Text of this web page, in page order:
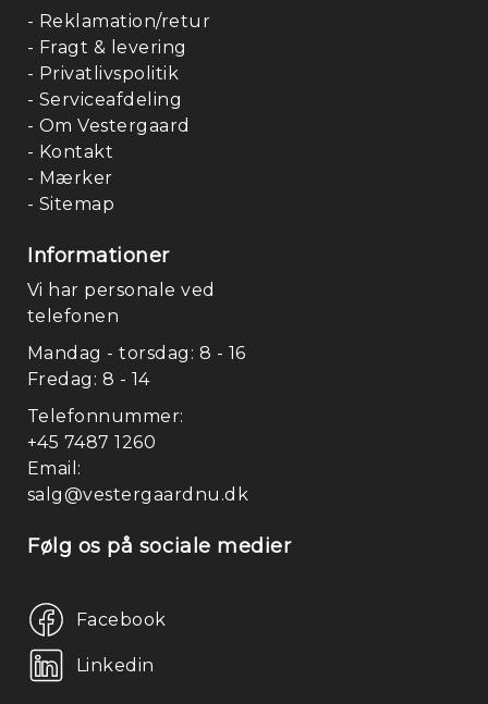
- Reklamation/retur
- Fragt & levering
- Privatlivspolitik
- Serviceafdeling
- Om Vestergaard
- Kontakt
- Mærker
- Sitemap
Informationer
Vi har personale ved
telefonen
Mandag - torsdag: 8 - 16
Fredag: 8 - 14
Telefonnummer:
+45 7487 1260
Email:
salg@vestergaardnu.dk
Følg os på sociale medier
Facebook
Linkedin